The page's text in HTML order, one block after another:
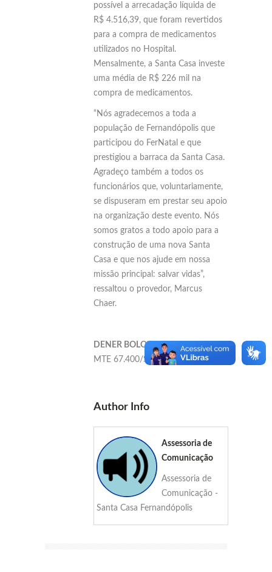
possível a arrecadação líquida de
R$ 4.516,39, que foram revertidos
para a compra de medicamentos
utilizados no Hospital.
Mensalmente, a Santa Casa investe
uma média de R$ 226 mil na
compra de medicamentos.
“Nós agradecemos a toda a
população de Fernandópolis que
participou do FerNatal e que
prestigiou a barraca da Santa Casa.
Agradeço também a todos os
funcionários que, voluntariamente,
se dispuseram em prestar seu apoio
na organização deste evento. Nós
somos gratos a todo apoio para a
construção de uma nova Santa
Casa e que nos ajude em nossa
missão principal: salvar vidas”,
ressaltou o provedor, Marcus
Chaer.
DENER BOLONHA– Jornalista
MTE 67.400/SP
Author Info
Assessoria de
Comunicação
Assessoria de
Comunicação -
Santa Casa Fernandópolis